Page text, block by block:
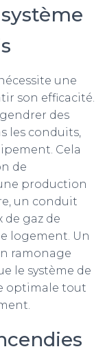
une
son efficacité.
des
les conduits,
Cela
de
production
un conduit
de gaz de
logement. Un
ramonage
le système de
optimale tout